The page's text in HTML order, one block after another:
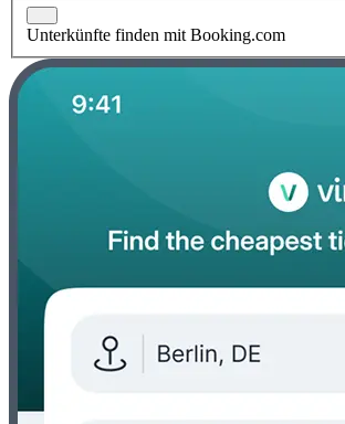
Unterkünfte finden mit Booking.com